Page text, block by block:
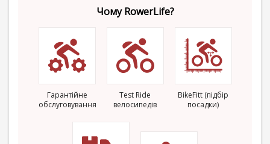
Чому RowerLife?
Гарантійне
обслуговування
Test Ride
велосипедів
BikeFitt (підбір
посадки)